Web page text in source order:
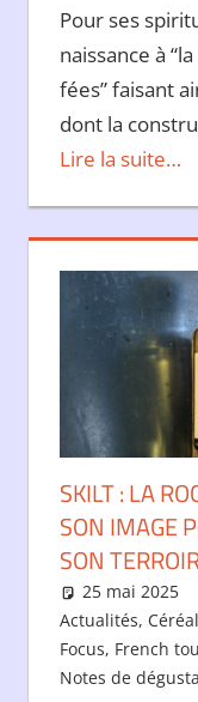
Pour ses
naissance à
fées” faisant
dont la
Lire la suite…
SKILT : LA
SON IMAGE
SON
25 mai 2025
Actualités,
Focus, French
Notes de